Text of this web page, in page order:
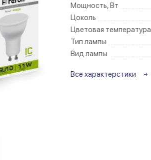
Мощность, Вт
Цоколь
Цветовая температура
Тип лампы
Вид лампы
Все характерстики